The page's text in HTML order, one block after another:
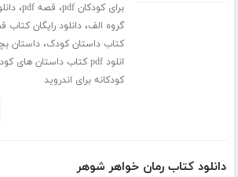
برای کودکان pdf
، قصه pdf ،
گروه الف،دانلود رایگان
کتاب داستان کودک،داستان
انلود pdf کتاب داستان های کودکانه
کودکانه برای اندروید
دانلود کتاب رمان خواهر شوهر